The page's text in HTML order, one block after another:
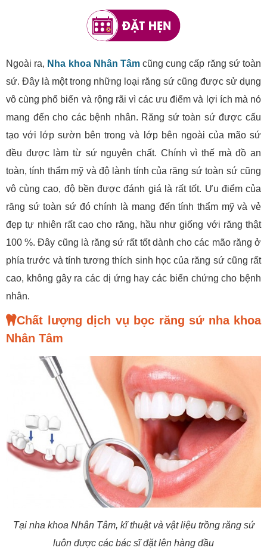
Ngoài ra, Nha khoa Nhân Tâmcũng cung cấp răng sứ toàn
sứ. Đây là một trong những loại răng sứ cũng được sử dụng
vô cùng phổ biến và rộng rãi vì các ưu điểm và lợi ích mà nó
mang đến cho các bệnh nhân. Răng sứ toàn sứ được cấu
tạo với lớp sườn bên trong và lớp bên ngoài của mão sứ
đều được làm từ sứ nguyên chất. Chính vì thế mà đồ an
toàn, tính thẩm mỹ và độ lành tính của răng sứ toàn sứ cũng
vô cùng cao, độ bền được đánh giá là rất tốt. Ưu điểm của
răng sứ toàn sứ đó chính là mang đến tính thẩm mỹ và vẻ
đẹp tự nhiên rất cao cho răng, hầu như giống với răng thật
100 %. Đây cũng là răng sứ rất tốt dành cho các mão răng ở
phía trước và tính tương thích sinh học của răng sứ cũng rất
cao, không gây ra các dị ứng hay các biến chứng cho bệnh
nhân.
Chất lượng dịch vụ bọc răng sứ nha khoa
Nhân Tâm
Tại nha khoa Nhân Tâm, kĩ thuật và vật liệu trồng răng sứ
luôn được các bác sĩ đặt lên hàng đầu